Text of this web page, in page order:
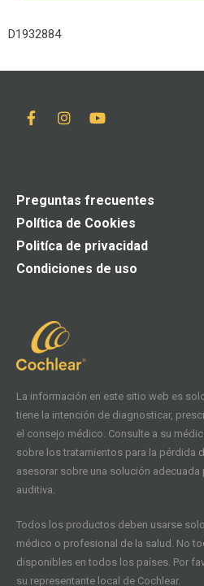
D1932884
La información en este sitio web es
tiene la intención de diagnosticar,
el consejo médico. Consulte a su
sobre los tratamientos para la pérdida
asesorar sobre una solución
auditiva.
Todos los productos deben usarse
médico o profesional de la salud. No
disponibles en todos los países. Por
su representante local de Cochlear.
Preguntas frecuentes
Política de Cookies
Politíca de privacidad
Condiciones de uso